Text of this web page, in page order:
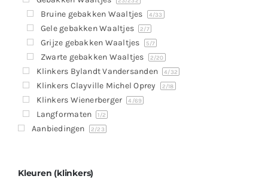
Contact
Offerte aanvragen
Bruine gebakken Waaltjes 4/33
Gele gebakken Waaltjes 2/7
Grijze gebakken Waaltjes 5/7
Zwarte gebakken Waaltjes 2/20
Klinkers Bylandt Vandersanden 4/32
Klinkers Clayville Michel Oprey 2/18
Klinkers Wienerberger 4 /69
Langformaten 1/2
Aanbiedingen 2/23
Kleuren (klinkers)